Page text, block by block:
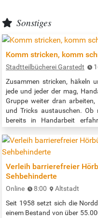
Sonstiges
Komm stricken, komm
Stadtteilbücherei Garstedt
Zusammen stricken, häkeln
jede und jeder der mag,
Gruppe weiter dran
und Tricks austauschen.
bereits in Handarbeit
sind bei vor Ort vorhanden.
Verleih barrierefreier
Sehbehinderte
Online 8:00
Altstadt
Seit 1958 setzt sich die
einem Bestand von über